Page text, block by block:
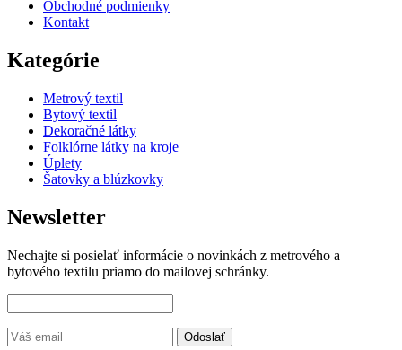
Obchodné podmienky
Kontakt
Kategórie
Metrový textil
Bytový textil
Dekoračné látky
Folklórne látky na kroje
Úplety
Šatovky a blúzkovky
Newsletter
Nechajte si posielať informácie o novinkách z metrového a
bytového textilu priamo do mailovej schránky.